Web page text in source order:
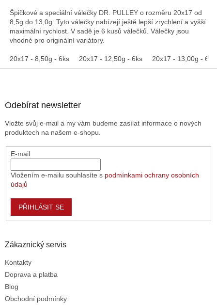
Špičkové a speciální válečky DR. PULLEY o rozměru 20x17 od
8,5g do 13,0g. Tyto válečky nabízejí ještě lepší zrychlení a vyšší
maximální rychlost. V sadě je 6 kusů válečků. Válečky jsou
vhodné pro originální variátory.
20x17 - 8,50g - 6ks 20x17 - 12,50g - 6ks 20x17 - 13,00g - 6ks
Odebírat newsletter
Vložte svůj e-mail a my vám budeme zasílat informace o nových
produktech na našem e-shopu.
E-mail
Vložením e-mailu souhlasíte s podmínkami ochrany osobních
údajů
PŘIHLÁSIT SE
Zákaznický servis
Kontakty
Doprava a platba
Blog
Obchodní podmínky